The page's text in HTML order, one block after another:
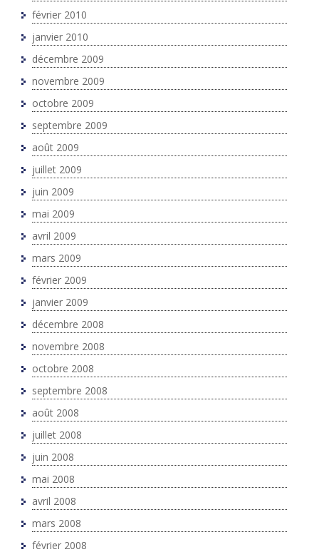
février 2010
janvier 2010
décembre 2009
novembre 2009
octobre 2009
septembre 2009
août 2009
juillet 2009
juin 2009
mai 2009
avril 2009
mars 2009
février 2009
janvier 2009
décembre 2008
novembre 2008
octobre 2008
septembre 2008
août 2008
juillet 2008
juin 2008
mai 2008
avril 2008
mars 2008
février 2008